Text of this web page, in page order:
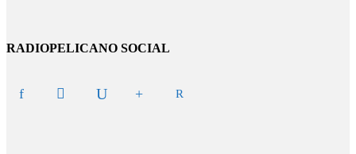
RADIOPELICANO SOCIAL